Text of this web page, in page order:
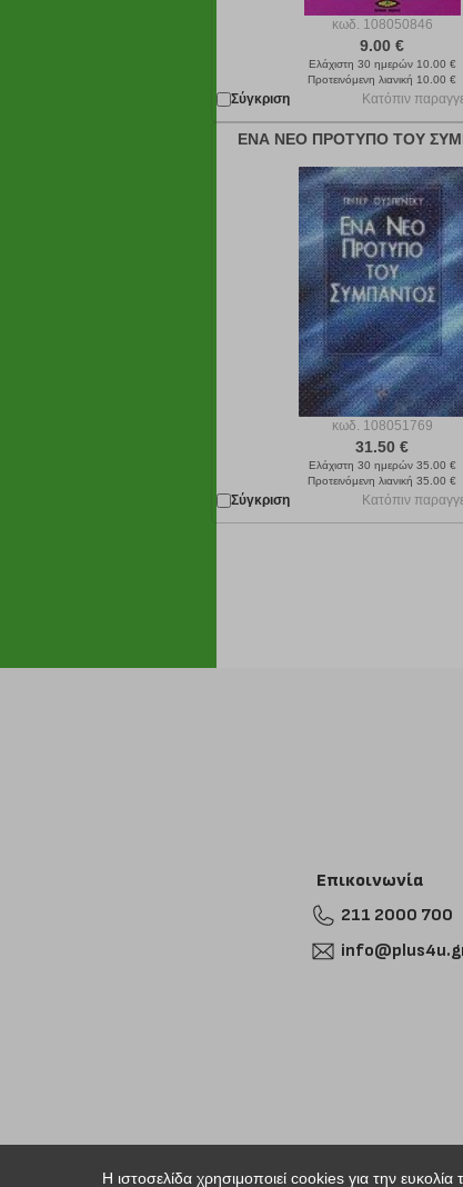
κωδ. 108050846
9.00 €
Ελάχιστη 30 ημερών 10.00 €
Προτεινόμενη λιανική 10.00 €
Σύγκριση Κατόπιν
ΕΝΑ ΝΕΟ ΠΡΟΤΥΠΟ ΤΟΥ
κωδ. 108051769
31.50 €
Ελάχιστη 30 ημερών 35.00 €
Προτεινόμενη λιανική 35.00 €
Σύγκριση Κατόπιν
Επικοινωνία
211 2000 700
Η ιστοσελίδα χρησιμοποιεί cookies για την